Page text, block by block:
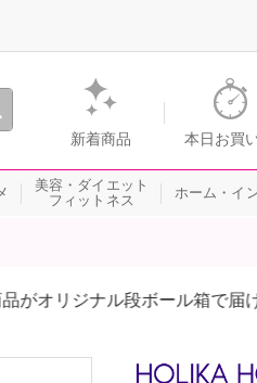
ョッピングのショップチャンネル
新着商品 本日お買
美容・ダイエット
フィットネス
ホーム・イ
リジナル段ボール箱で届けば